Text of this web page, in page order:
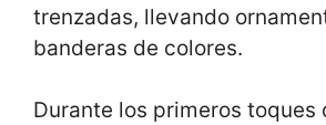
trenzadas, llevando
banderas de colores.
Durante los primeros toques